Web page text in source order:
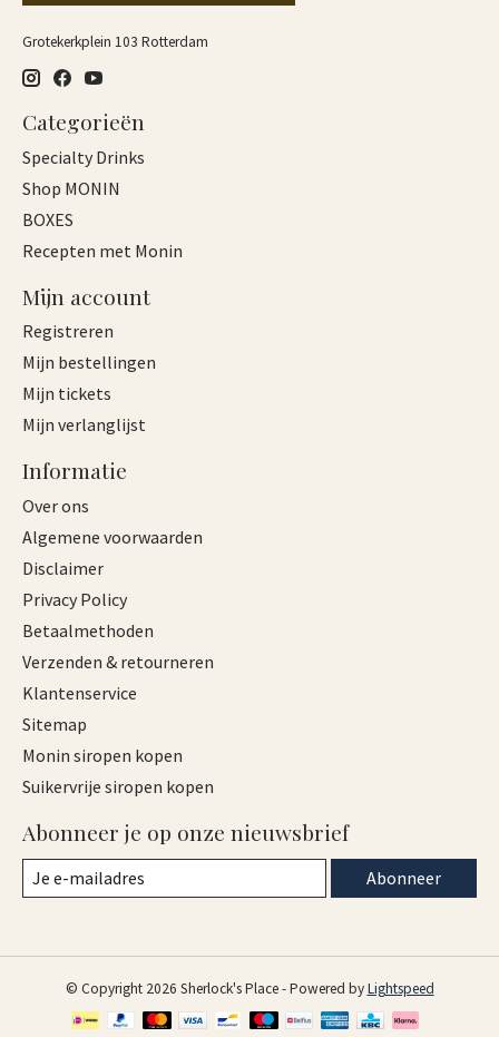
Grotekerkplein 103 Rotterdam
Categorieën
Specialty Drinks
Shop MONIN
BOXES
Recepten met Monin
Mijn account
Registreren
Mijn bestellingen
Mijn tickets
Mijn verlanglijst
Informatie
Over ons
Algemene voorwaarden
Disclaimer
Privacy Policy
Betaalmethoden
Verzenden & retourneren
Klantenservice
Sitemap
Monin siropen kopen
Suikervrije siropen kopen
Abonneer je op onze nieuwsbrief
Abonneer
© Copyright 2026 Sherlock's Place - Powered byLightspeed